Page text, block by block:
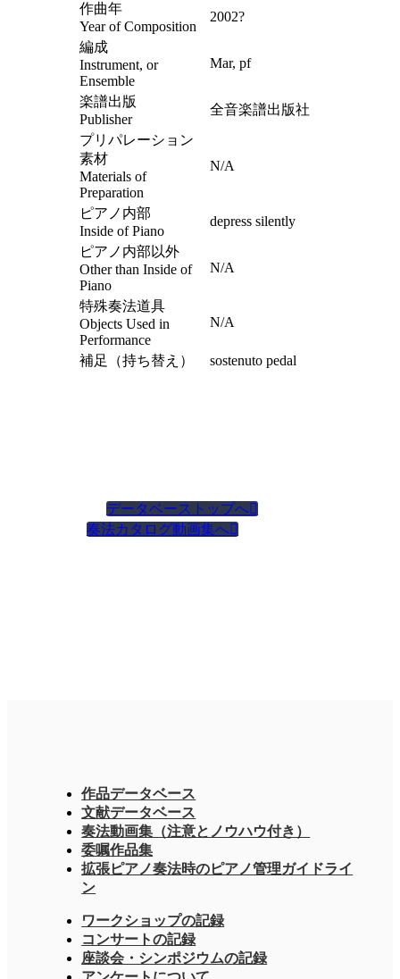
作曲年
Year of Composition
2002?
編成
Instrument, or
Ensemble
Mar, pf
楽譜出版
Publisher
全音楽譜出版社
プリパレーション
素材
Materials of
Preparation
N/A
ピアノ内部
Inside of Piano
depress silently
ピアノ内部以外
Other than Inside of
Piano
N/A
特殊奏法道具
Objects Used in
Performance
N/A
補足（持ち替え） sostenuto pedal
データベーストップへ
奏法カタログ動画集へ
作品データベース
文献データベース
奏法動画集（注意とノウハウ付き）
委嘱作品集
拡張ピアノ奏法時のピアノ管理ガイドライ
ン
ワークショップの記録
コンサートの記録
座談会・シンポジウムの記録